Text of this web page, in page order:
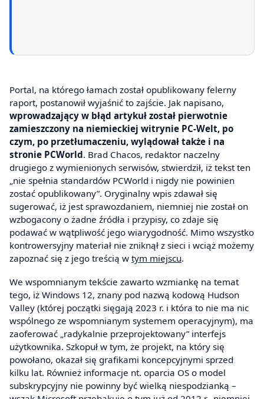
Portal, na którego łamach został opublikowany felerny
raport, postanowił wyjaśnić to zajście. Jak napisano,
wprowadzający w błąd artykuł został pierwotnie
zamieszczony na niemieckiej witrynie PC-Welt, po
czym, po przetłumaczeniu, wylądował także i na
stronie PCWorld. Brad Chacos, redaktor naczelny
drugiego z wymienionych serwisów, stwierdził, iż tekst ten
„nie spełnia standardów PCWorld i nigdy nie powinien
zostać opublikowany”. Oryginalny wpis zdawał się
sugerować, iż jest sprawozdaniem, niemniej nie został on
wzbogacony o żadne źródła i przypisy, co zdaje się
podawać w wątpliwość jego wiarygodność. Mimo wszystko
kontrowersyjny materiał nie zniknął z sieci i wciąż możemy
zapoznać się z jego treścią w tym miejscu.
We wspomnianym tekście zawarto wzmiankę na temat
tego, iż Windows 12, znany pod nazwą kodową Hudson
Valley (której początki sięgają 2023 r. i która to nie ma nic
wspólnego ze wspomnianym systemem operacyjnym), ma
zaoferować „radykalnie przeprojektowany” interfejs
użytkownika. Szkopuł w tym, że projekt, na który się
powołano, okazał się grafikami koncepcyjnymi sprzed
kilku lat. Również informacje nt. oparcia OS o model
subskrypcyjny nie powinny być wielką niespodzianką –